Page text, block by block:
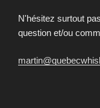
N'hésitez surtout
question et/ou